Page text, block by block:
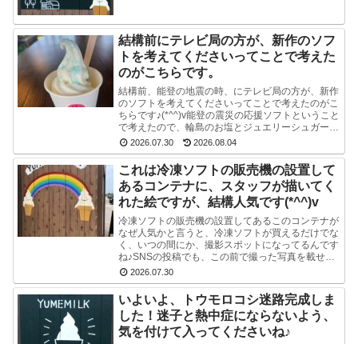
結構前にテレビ局の方が、新作のソフ
トを考えてくださいってことで考えた
のがこちらです。
結構前、能登の地震の時、にテレビ局の方が、新作
のソフトを考えてくださいってことで考えたのがこ
ちらです♪(*^^)v能登の震災の応援ソフトということ
で考えたので、輪島のお塩とジュエリーシュガーを
使い、海をイメージした水色のスマイルソフトを作
り...
2026.07.30 2026.08.04
これは冷凍ソフトの販売機の設置して
あるコンテナに、スタッフが描いてく
れた絵ですが、結構人気です(*^^)v
冷凍ソフトの販売機の設置してあるこのコンテナが
なぜ人気かと言うと、冷凍ソフトが買えるだけでな
く、いつの間にか、撮影スポットになってるんです
ね♪SNSの投稿でも、この前で撮った写真を載せて
る方多数です(^-^) かわいい写真が撮れますよ♪冷
凍...
2026.07.30
いよいよ、トウモロコシ迷路完成しま
した！迷子と熱中症にならないよう、
気を付けて入ってくださいね♪